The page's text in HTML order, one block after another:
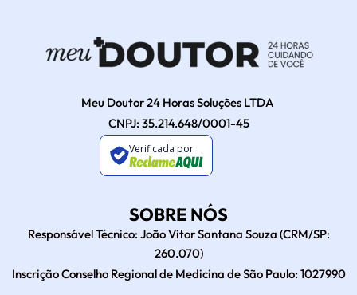
Meu Doutor 24 Horas Soluções LTDA
CNPJ: 35.214.648/0001-45
Verificada por
SOBRE NÓS
Responsável Técnico: João Vitor Santana Souza (CRM/SP:
260.070)
Inscrição Conselho Regional de Medicina de São Paulo: 1027990